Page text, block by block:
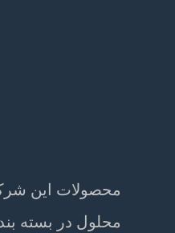
محصولات این
محلول در بسته